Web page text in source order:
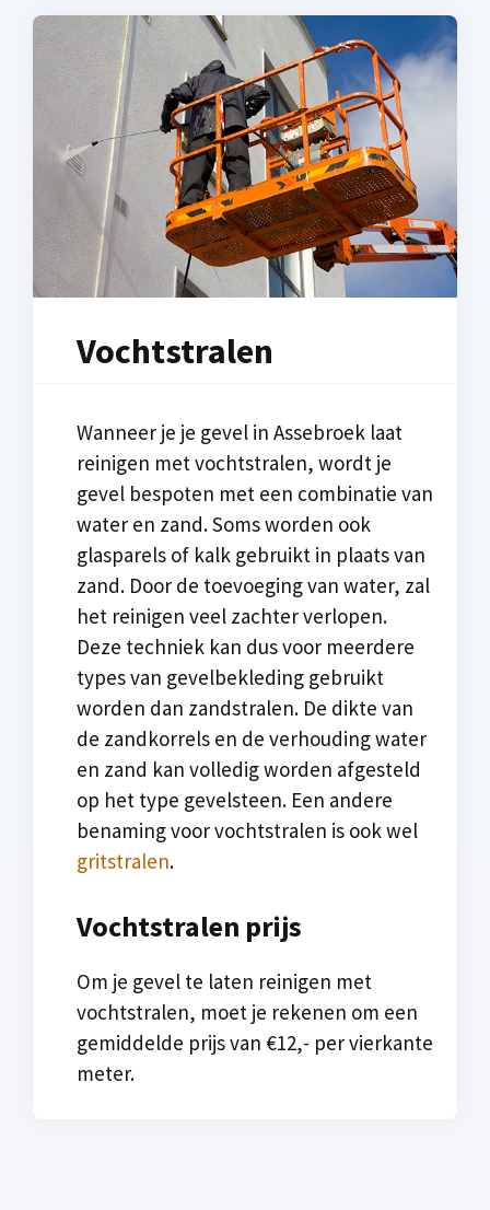
Vochtstralen
Wanneer je je gevel in Assebroek laat
reinigen met vochtstralen, wordt je
gevel bespoten met een combinatie van
water en zand. Soms worden ook
glasparels of kalk gebruikt in plaats van
zand. Door de toevoeging van water, zal
het reinigen veel zachter verlopen.
Deze techniek kan dus voor meerdere
types van gevelbekleding gebruikt
worden dan zandstralen. De dikte van
de zandkorrels en de verhouding water
en zand kan volledig worden afgesteld
op het type gevelsteen. Een andere
benaming voor vochtstralen is ook wel
gritstralen.
Vochtstralen prijs
Om je gevel te laten reinigen met
vochtstralen, moet je rekenen om een
gemiddelde prijs van €12,- per vierkante
meter.